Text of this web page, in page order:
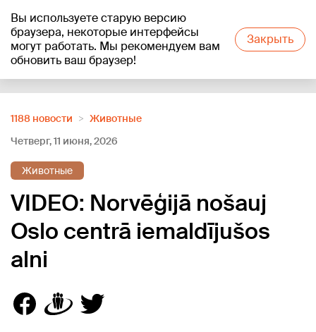
Вы используете старую версию
браузера, некоторые интерфейсы
могут работать. Мы рекомендуем вам
обновить ваш браузер!
Закрыть
+20°C
1188 новости
Животные
Четверг, 11 июня, 2026
Животные
VIDEO: Norvēģijā nošauj
Oslo centrā iemaldījušos
alni